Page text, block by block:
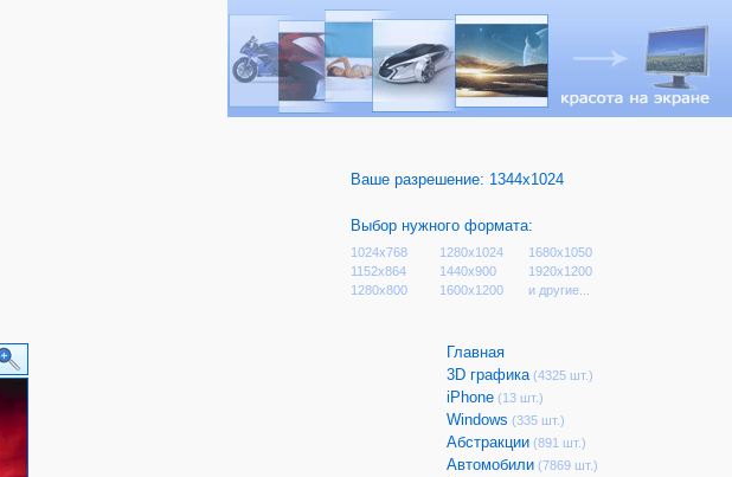
Ваше разрешение: 1344x1024
Выбор нужного формата:
1024x768 1280x1024
1680x1050
1152x864
1440x900
1920x1200
1280x800
1600x1200 и другие...
Главная
3D графика (4325 шт.)
iPhone (13 шт.)
Windows (335 шт.)
Абстракции (891 шт.)
Автомобили (7869 шт.)